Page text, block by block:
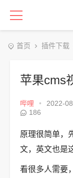
首页 插件下载
苹果cms
哔哩 • 2022-
186
原理很简单，
文，英文也是
看很多人需要